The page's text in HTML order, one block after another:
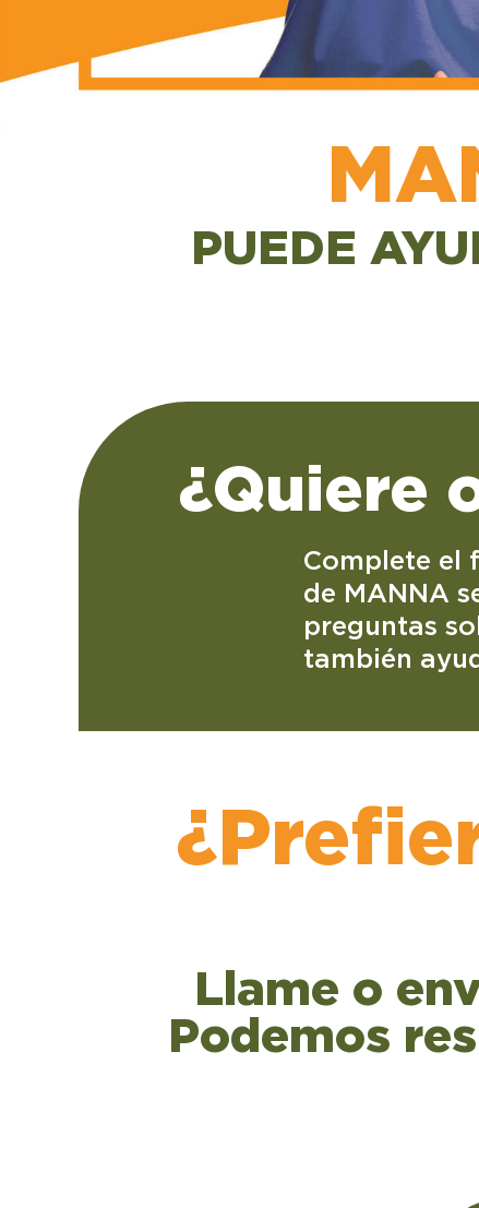
PUEDE
¿Quiere
Complete el
de MANNA
preguntas
también
Llame o
Podemos